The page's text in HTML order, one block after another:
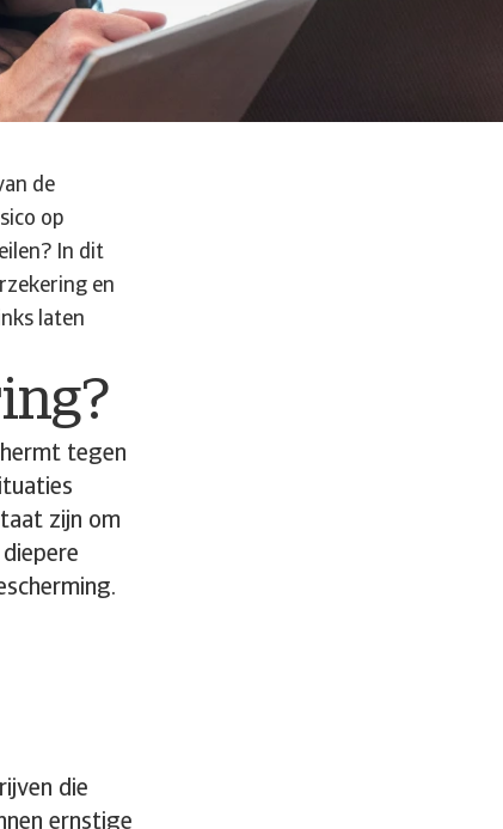
de
op
In dit
en
laten
tegen
zijn om
die
ernstige